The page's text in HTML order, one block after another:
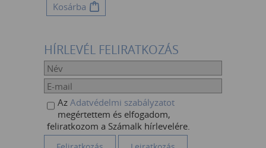
Kosárba
HÍRLEVÉL FELIRATKOZÁS
Az Adatvédelmi szabályzatot
megértettem és elfogadom,
feliratkozom a Számalk hírlevelére.